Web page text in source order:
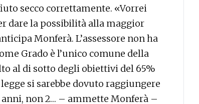
secco correttamente. «Vorrei
dare la possibilità alla maggior
Monferà. L’assessore non ha
Grado è l’unico comune della
al di sotto degli obiettivi del 65%
si sarebbe dovuto raggiungere
anni, non 2… – ammette Monferà –